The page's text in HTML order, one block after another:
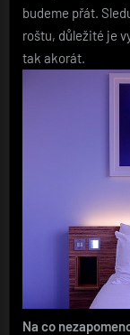
budeme přát.
roštu, důležité je
tak akorát.
Na co